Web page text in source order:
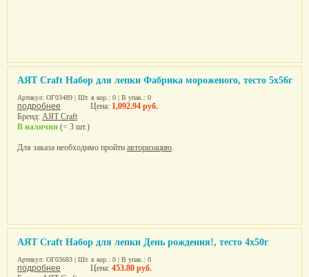
AЯТ Craft Набор для лепки Фабрика мороженого, тесто 5х56г
Артикул: ОГ03489 | Шт. в кор.: 0 | В упак.: 0
подробнее Цена: 1,092.94 руб.
Бренд: AЯТ Craft
В наличии (< 3 шт.)
Для заказа необходимо пройти авторизацию.
AЯТ Craft Набор для лепки День рождения!, тесто 4х50г
Артикул: ОГ03683 | Шт. в кор.: 0 | В упак.: 0
подробнее Цена: 453.80 руб.